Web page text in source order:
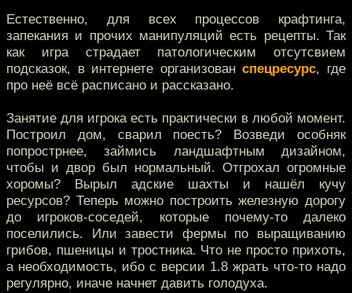
Естественно, для всех процессов крафтинга,
запекания и прочих манипуляций есть рецепты. Так
как игра страдает патологическим отсутсвием
подсказок, в интернете организованспецресурс, где
про неё всё расписано и рассказано.
Занятие для игрока есть практически в любой момент.
Построил дом, сварил поесть? Возведи особняк
попрострнее, займись ландшафтным дизайном,
чтобы и двор был нормальный. Отгрохал огромные
хоромы? Вырыл адские шахты и нашёл кучу
ресурсов? Теперь можно построить железную дорогу
до игроков-соседей, которые почему-то далеко
поселились. Или завести фермы по выращиванию
грибов, пшеницы и тростника. Что не просто прихоть,
а необходимость, ибо с версии 1.8 жрать что-то надо
регулярно, иначе начнет давить голодуха.